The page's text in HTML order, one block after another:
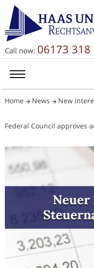
Call now: 06173 318
Home News New
Federal Council approves